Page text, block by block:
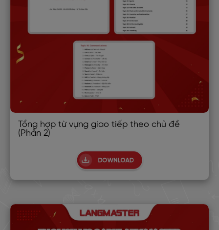
Tổng hợp từ vựng giao tiếp theo chủ đề
(Phần 2)